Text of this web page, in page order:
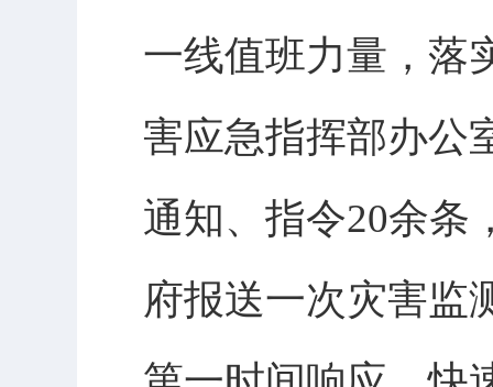
一线值班力量，落
害应急指挥部办公
通知、指令20余条
府报送一次灾害监